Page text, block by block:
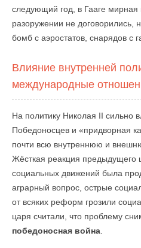
следующий год, в Гааге
разоружении не договорились,
бомб с аэростатов, снарядов с
Влияние внутренней
международные
На политику Николая II сильно
Победоносцев и «придворная
почти всю внутреннюю и
Жёсткая реакция предыдущего
социальных движений была
аграрный вопрос, острые
от всяких реформ грозили
царя считали, что проблему
победоносная война